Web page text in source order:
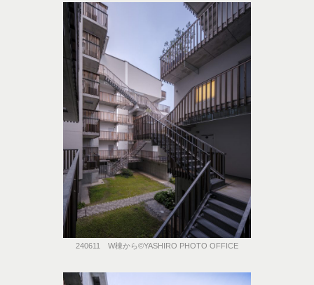
240611 W棟から©️YASHIRO PHOTO OFFICE